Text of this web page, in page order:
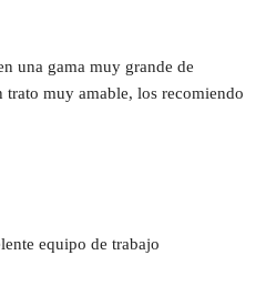
una gama muy grande de
muy amable, los recomiendo
equipo de trabajo